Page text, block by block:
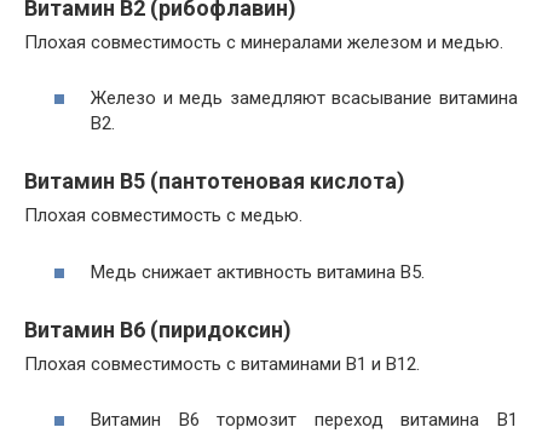
Витамин В2 (рибофлавин)
Плохая совместимость с минералами железом и медью.
Железо и медь замедляют всасывание витамина
В2.
Витамин В5 (пантотеновая кислота)
Плохая совместимость с медью.
Медь снижает активность витамина В5.
Витамин В6 (пиридоксин)
Плохая совместимость с витаминами B1 и В12.
Витамин В6 тормозит переход витамина В1